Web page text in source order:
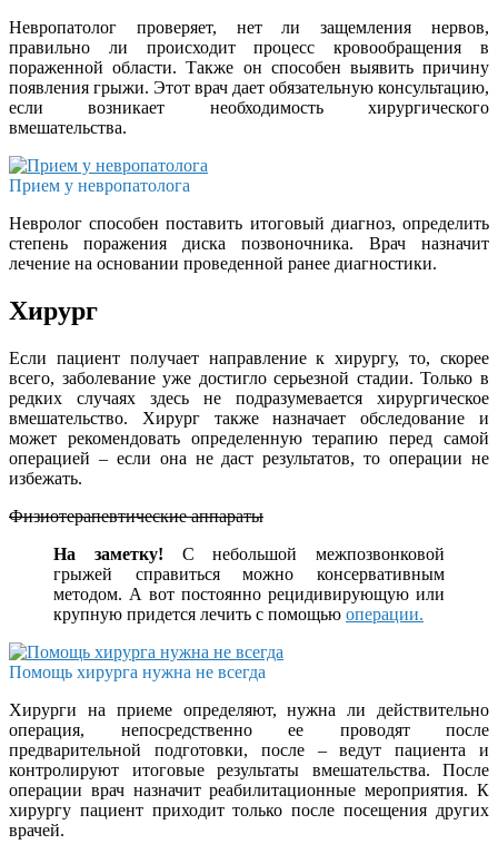
Невропатолог проверяет, нет ли защемления нервов,
правильно ли происходит процесс кровообращения в
пораженной области. Также он способен выявить причину
появления грыжи. Этот врач дает обязательную консультацию,
если возникает необходимость хирургического
вмешательства.
Прием у невропатолога
Невролог способен поставить итоговый диагноз, определить
степень поражения диска позвоночника. Врач назначит
лечение на основании проведенной ранее диагностики.
Хирург
Если пациент получает направление к хирургу, то, скорее
всего, заболевание уже достигло серьезной стадии. Только в
редких случаях здесь не подразумевается хирургическое
вмешательство. Хирург также назначает обследование и
может рекомендовать определенную терапию перед самой
операцией – если она не даст результатов, то операции не
избежать.
Физиотерапевтические аппараты
На заметку! С небольшой межпозвонковой
грыжей справиться можно консервативным
методом. А вот постоянно рецидивирующую или
крупную придется лечить с помощью операции.
Помощь хирурга нужна не всегда
Хирурги на приеме определяют, нужна ли действительно
операция, непосредственно ее проводят после
предварительной подготовки, после – ведут пациента и
контролируют итоговые результаты вмешательства. После
операции врач назначит реабилитационные мероприятия. К
хирургу пациент приходит только после посещения других
врачей.